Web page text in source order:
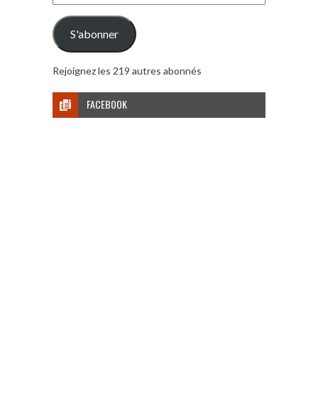
e-
mail
S'abonner
Rejoignez les 219 autres abonnés
FACEBOOK